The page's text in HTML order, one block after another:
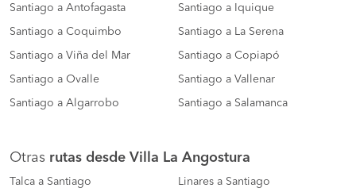
Santiago a Antofagasta Santiago a Iquique
Santiago a Coquimbo Santiago a La Serena
Santiago a Viña del Mar Santiago a Copiapó
Santiago a Ovalle Santiago a Vallenar
Santiago a Algarrobo Santiago a Salamanca
Otras rutas desde Villa La Angostura
Talca a Santiago Linares a Santiago